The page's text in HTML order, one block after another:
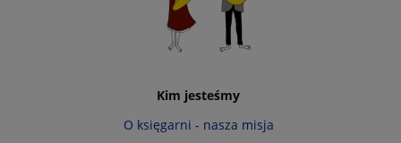
Kim jesteśmy
O księgarni - nasza misja